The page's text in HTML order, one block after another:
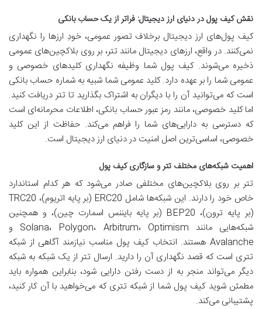
نقش کیف پول در دنیای ارز دیجیتال: فراتر از یک حساب بانکی
کیف پول‌های ارز دیجیتال برخلاف تصور عمومی، خودِ ارزها را نگهداری
نمی‌کنند. در واقع، ارزهای دیجیتال مانند تتر، بر روی بلاکچین‌های عمومی
ذخیره می‌شوند. کیف پول شما وظیفه نگهداری کلیدهای خصوصی و
عمومی شما را بر عهده دارد. کلید عمومی شما شبیه به شماره حساب بانکی
است که می‌توانید آن را با دیگران به اشتراک بگذارید تا تتر دریافت کنید.
اما کلید خصوصی، مانند رمز عبور حساب بانکی، اطلاعات محرمانه‌ای است
که دسترسی به دارایی‌های شما را فراهم می‌کند. حفاظت از این کلید
خصوصی، اساسی‌ترین اصل امنیت در دنیای ارز دیجیتال است.
اهمیت شبکه‌های مختلف تتر و سازگاری کیف پول
تتر بر روی بلاکچین‌های مختلفی صادر می‌شود که هر کدام استاندارد
خاص خود را دارند. این شبکه‌ها شامل ERC20 (بر پایه اتریوم)، TRC20
(بر پایه ترون)، BEP20 (بر پایه بایننس اسمارت چین)، و همچنین
شبکه‌هایی مانند Solana، Polygon، Arbitrum، Optimism و
Avalanche هستند. انتخاب کیف پول مناسب نیازمند آگاهی از شبکه
تتری است که قصد نگهداری آن را دارید. ارسال تتر از یک شبکه به شبکه
دیگر می‌تواند منجر به از دست رفتن دارایی شود، بنابراین همواره باید
مطمئن شوید کیف پول شما از شبکه تتری که می‌خواهید با آن کار کنید،
پشتیبانی می‌کند.